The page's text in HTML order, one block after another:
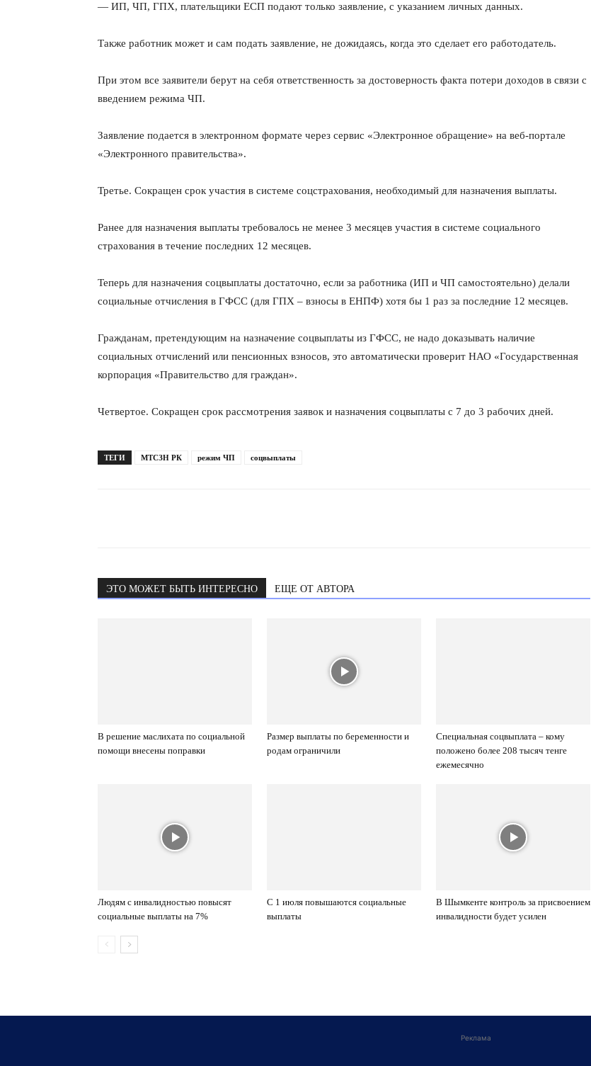
— ИП, ЧП, ГПХ, плательщики ЕСП подают только заявление, с указанием личных данных.
Также работник может и сам подать заявление, не дожидаясь, когда это сделает его работодатель.
При этом все заявители берут на себя ответственность за достоверность факта потери доходов в связи с
введением режима ЧП.
Заявление подается в электронном формате через сервис «Электронное обращение» на веб-портале
«Электронного правительства».
Третье. Сокращен срок участия в системе соцстрахования, необходимый для назначения выплаты.
Ранее для назначения выплаты требовалось не менее 3 месяцев участия в системе социального
страхования в течение последних 12 месяцев.
Теперь для назначения соцвыплаты достаточно, если за работника (ИП и ЧП самостоятельно) делали
социальные отчисления в ГФСС (для ГПХ – взносы в ЕНПФ) хотя бы 1 раз за последние 12 месяцев.
Гражданам, претендующим на назначение соцвыплаты из ГФСС, не надо доказывать наличие
социальных отчислений или пенсионных взносов, это автоматически проверит НАО «Государственная
корпорация «Правительство для граждан».
Четвертое. Сокращен срок рассмотрения заявок и назначения соцвыплаты с 7 до 3 рабочих дней.
ТЕГИ МТСЗН РК режим ЧП соцвыплаты
ЭТО МОЖЕТ БЫТЬ ИНТЕРЕСНО ЕЩЕ ОТ АВТОРА
В решение маслихата по социальной
помощи внесены поправки
Размер выплаты по беременности и
родам ограничили
Специальная соцвыплата – кому
положено более 208 тысяч тенге
ежемесячно
Людям с инвалидностью повысят
социальные выплаты на 7%
С 1 июля повышаются социальные
выплаты
В Шымкенте контроль за присвоением
инвалидности будет усилен
Реклама